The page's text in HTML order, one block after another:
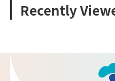
Recently